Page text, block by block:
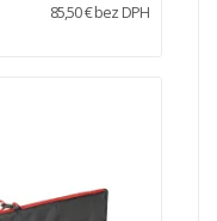
85,50 € bez DPH